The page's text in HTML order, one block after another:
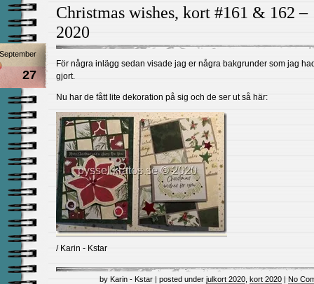
Christmas wishes, kort #161 & 162 –
2020
September
27
För några inlägg sedan visade jag er några bakgrunder som jag
gjort.
Nu har de fått lite dekoration på sig och de ser ut så här:
/ Karin - Kstar
by Karin - Kstar | posted under julkort 2020 kort 2020 | No